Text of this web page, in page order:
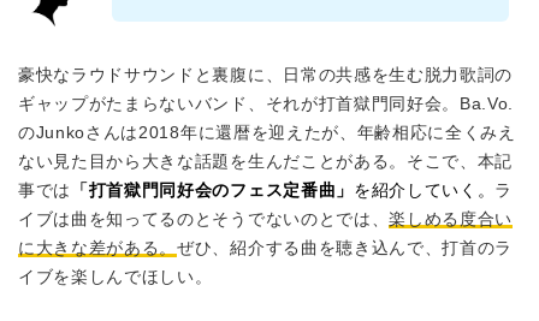
豪快なラウドサウンドと裏腹に、日常の共感を生む脱力歌詞の
ギャップがたまらないバンド、それが打首獄門同好会。Ba.Vo.
のJunkoさんは2018年に還暦を迎えたが、年齢相応に全くみえ
ない見た目から大きな話題を生んだことがある。そこで、本記
事では
「打首獄門同好会のフェス定番曲」 を紹介していく。 ラ
イブは曲を知ってるのとそうでないのとでは、楽しめる度合い
に大きな差がある。ぜひ、紹介する曲を聴き込んで、打首のラ
イブを楽しんでほしい。